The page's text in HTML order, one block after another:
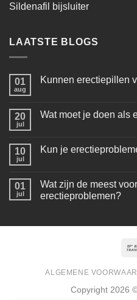
Sildenafil bijsluiter
LAATSTE BLOGS
01
aug
Kunnen erectiepillen
20
jul
Wat moet je doen als
10
jul
Kun je
01
jul
Wat zijn de meest
erectieproblemen?
ALGEMENE
Copyright 2026